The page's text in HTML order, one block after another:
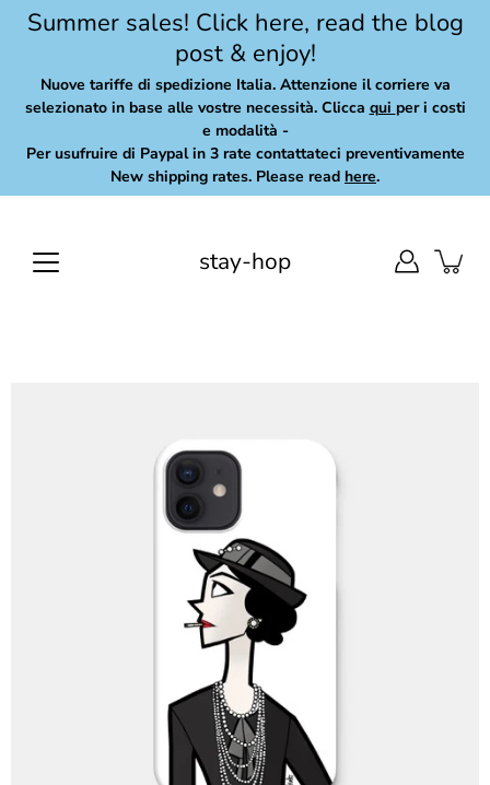
SkipSummer sales! Click here, read the blog
post & enjoy!
Nuove tariffe di spedizione Italia. Attenzione il corriere va
selezionato in base alle vostre necessità. Clicca qui per i costi
e modalità -
Per usufruire di Paypal in 3 rate contattateci preventivamente
New shipping rates. Please read here.
stay-hop